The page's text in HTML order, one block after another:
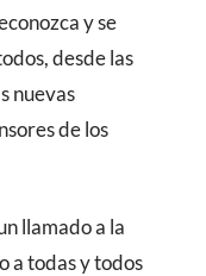
y se
desde las
nuevas
de los
llamado a la
a todas y todos